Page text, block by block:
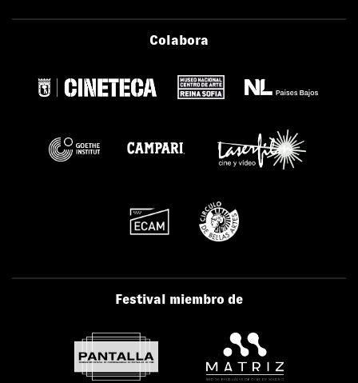
Colabora
Festival miembro de